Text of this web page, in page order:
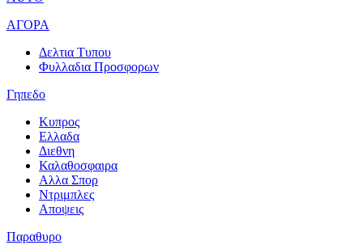
ΑΓΟΡΑ
Δελτια Τυπου
Φυλλαδια Προσφορων
Γηπεδο
Κυπρος
Ελλαδα
Διεθνη
Καλαθοσφαιρα
Αλλα Σπορ
Ντριμπλες
Αποψεις
Παραθυρο